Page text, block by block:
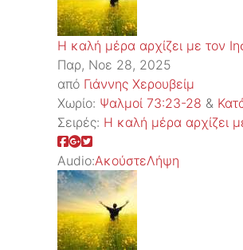
Η καλή μέρα αρχίζει με τον
Παρ, Νοε 28, 2025
από Γιάννης Χερουβείμ
Χωρίο: Ψαλμοί 73:23-28 &
Σειρές: Η καλή μέρα αρχίζει
Audio:ΑκούστεΛήψη